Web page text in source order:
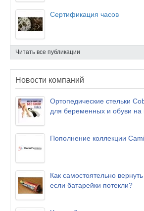
Сертификация часов
Читать все публикации
Новости компаний
Ортопедические стельки
для беременных и обуви на
Пополнение коллекции
Как самостоятельно вернуть
если батарейки потекли?